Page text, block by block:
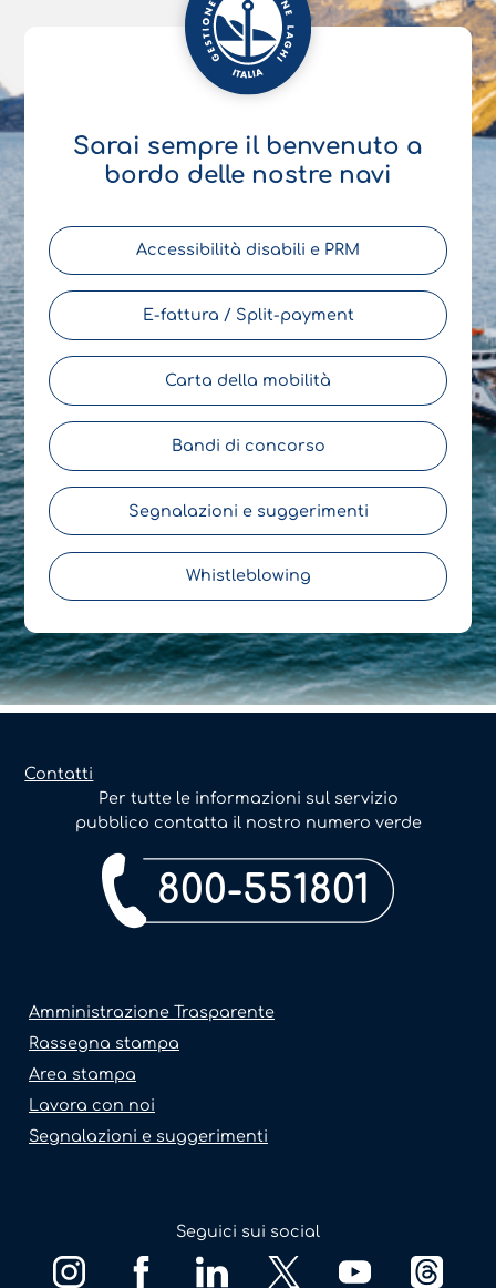
Sarai sempre il benvenuto a
bordo delle nostre navi
Accessibilità disabili e PRM
E-fattura / Split-payment
Carta della mobilità
Bandi di concorso
Segnalazioni e suggerimenti
Whistleblowing
Contatti
Per tutte le informazioni sul servizio
pubblico contatta il nostro numero verde
800-551801
Amministrazione Trasparente
Rassegna stampa
Area stampa
Lavora con noi
Segnalazioni e suggerimenti
Seguici sui social